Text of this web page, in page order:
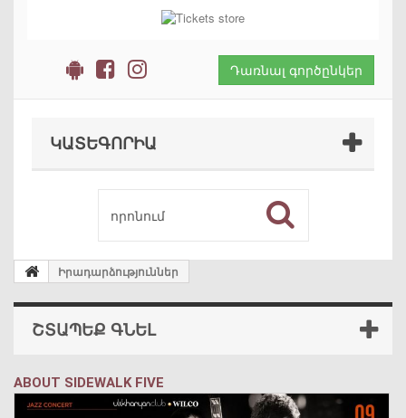
Դառնալ գործընկեր
ԿԱՏԵԳՈՐԻԱ
Իրադարձություններ
ՇՏԱՊԵՔ ԳՆԵԼ
ABOUT SIDEWALK FIVE